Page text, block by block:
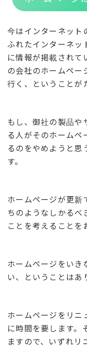
今はインターネット
ふれたインターネッ
に情報が掲載されて
の会社のホームペー
行く、ということが
もし、御社の製品や
る人がそのホームペ
るのをやめようと思
す。
ホームページが更新
ちのようなしかるべ
ことを考えることを
ホームページをいき
い、ということはあ
ホームページをリニ
に時間を要します。
ますので、いずれリ